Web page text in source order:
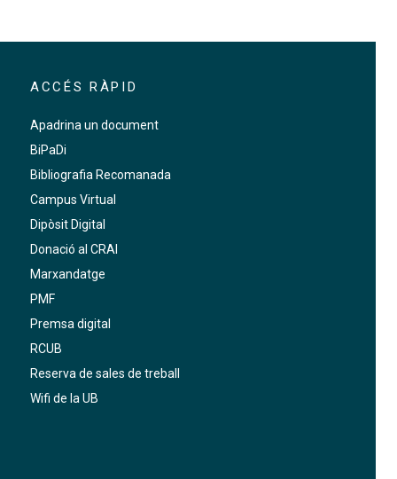
ACCÉS RÀPID
Apadrina un document
BiPaDi
Bibliografia Recomanada
Campus Virtual
Dipòsit Digital
Donació al CRAI
Marxandatge
PMF
Premsa digital
RCUB
Reserva de sales de treball
Wifi de la UB